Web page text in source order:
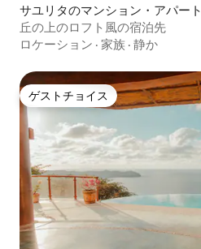
サユリタのマンション・アパート
丘の上のロフト風の宿泊先
ロケーション · 家族 · 静か
ゲストチョイス
ゲストチョイス